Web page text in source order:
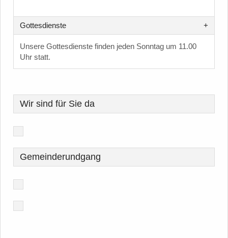
Gottesdienste
Unsere Gottesdienste finden jeden Sonntag um 11.00
Uhr statt.
Wir sind für Sie da
Gemeinderundgang